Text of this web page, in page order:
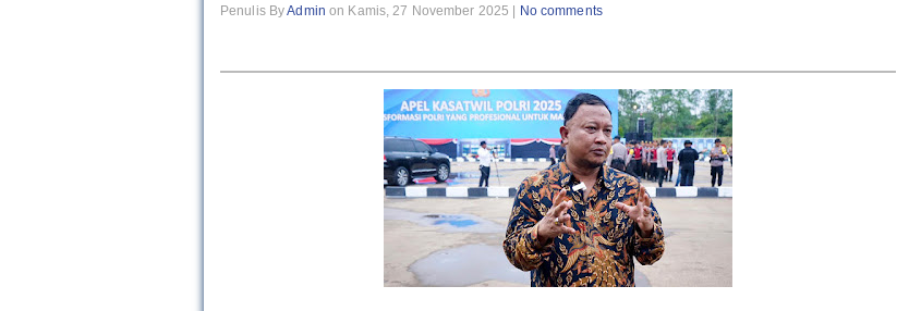
Penulis ByAdmin on Kamis, 27 November 2025 | No comments